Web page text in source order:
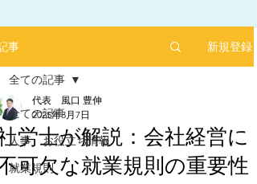
2025年1月にリリースした求人サイト「あるバ
イ」を運営する㈱ヒプスターの情報サイトに、
事 新規登録
全ての記事
人事 お役立ち情報
就業規則
全ての記事
労士が解説：会社経営に
可欠な就業規則の重要性
代表 風口 豊伸
2025年3月7日